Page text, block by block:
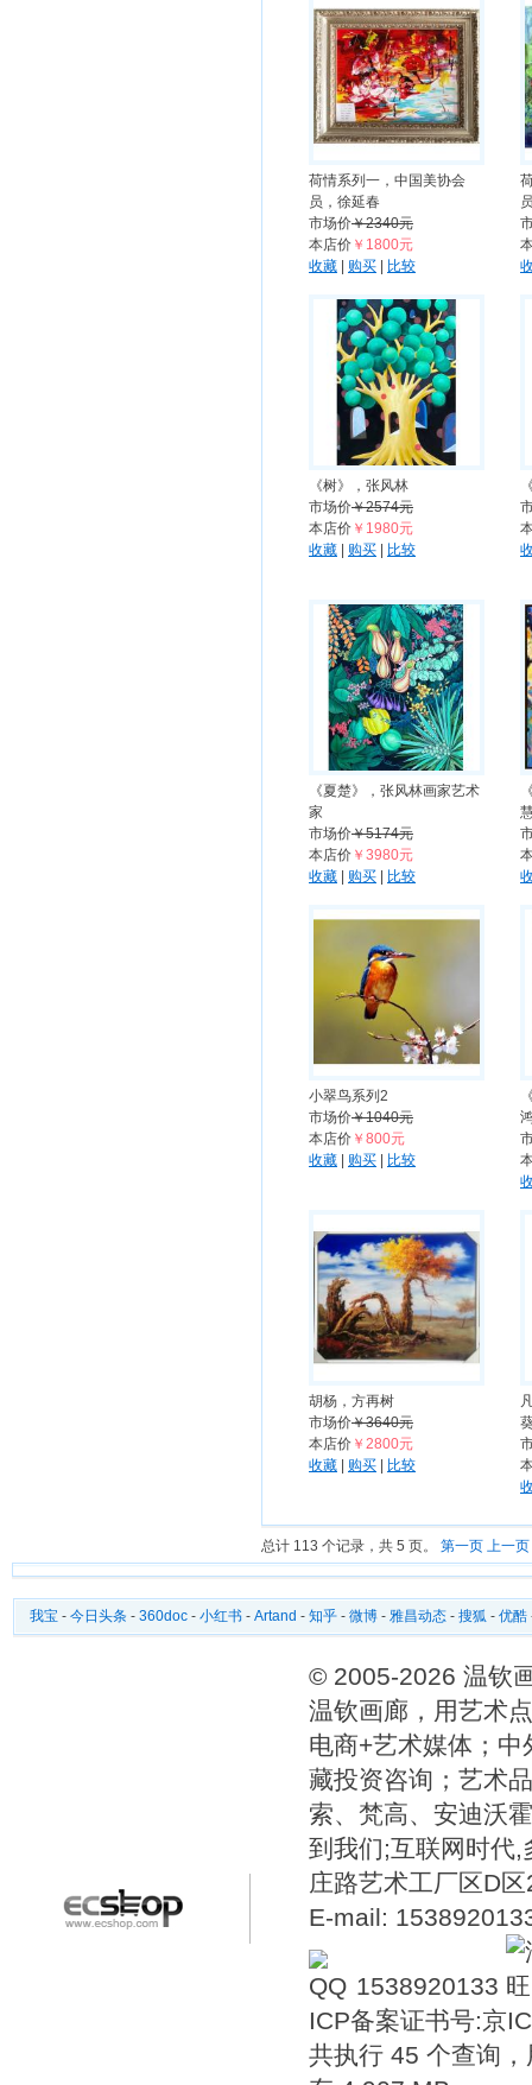
荷情系列一，中国美协会
员，徐延春
市场价￥2340元
本店价 ￥1800元
收藏
购买 比较
《树》，张风林
市场价￥2574元
本店价 ￥1980元
收藏
购买 比较
《夏楚》，张风林画家艺术
家
市场价￥5174元
本店价 ￥3980元
收藏
购买 比较
小翠鸟系列2
市场价￥1040元
本店价 ￥800元
收藏
购买 比较
胡杨，方再树
市场价￥3640元
本店价 ￥2800元
收藏
购买 比较
总计 113 个记录，共 5 页。 第一页 上一页
我宝 - 今日头条 - 360doc - 小红书 - Artand - 知乎 - 微博 - 雅昌动态 - 搜狐 - 优酷
© 2005-2026 温钦
温钦画廊，用艺术
电商+艺术媒体；
藏投资咨询；艺术
索、梵高、安迪沃
到我们;互联网时代,
庄路艺术工厂区D
E-mail:
1538920133
ICP备案证书号:京
共执行 45 个查询